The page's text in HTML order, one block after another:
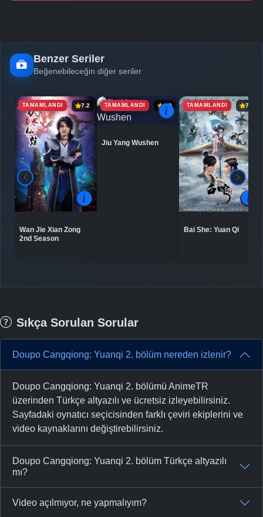
Benzer Seriler
Beğenebileceğin diğer seriler
TAMAMLANDI 7.2
Wan Jie Xian Zong
2nd Season
TAMAMLANDI 6.9
Jiu Yang Wushen
TAMAMLANDI 7.5
Bai She: Yuan Qi
Sıkça Sorulan Sorular
Doupo Cangqiong: Yuanqi 2. bölüm nereden izlenir?
Doupo Cangqiong: Yuanqi 2. bölümü AnimeTR
üzerinden Türkçe altyazılı ve ücretsiz izleyebilirsiniz.
Sayfadaki oynatıcı seçicisinden farklı çeviri ekiplerini ve
video kaynaklarını değiştirebilirsiniz.
Doupo Cangqiong: Yuanqi 2. bölüm Türkçe altyazılı
mı?
Video açılmıyor, ne yapmalıyım?